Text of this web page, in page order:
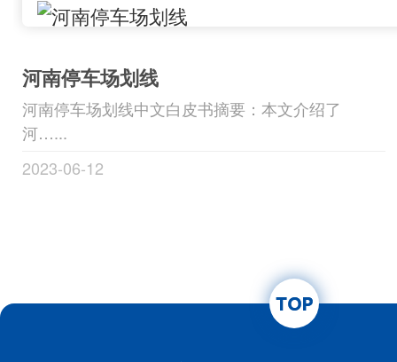
河南停车场划线
河南停车场划线中文白皮书摘要：本文介绍了
河…...
2023-06-12